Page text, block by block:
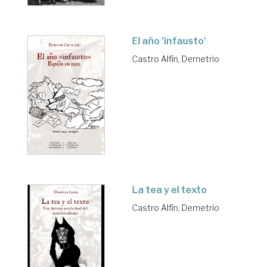
El año 'infausto'
Castro Alfín, Demetrio
La tea y el texto
Castro Alfín, Demetrio